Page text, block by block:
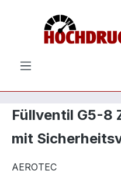
Zum Hauptinhalt springen
Füllventil G5-8
mit
AEROTEC